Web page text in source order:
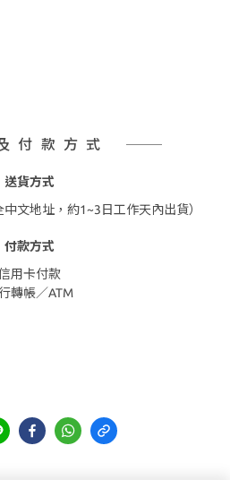
付款方式
送貨方式
文地址，約1~3日工作天內出貨）
付款方式
用卡付款
轉帳／ATM